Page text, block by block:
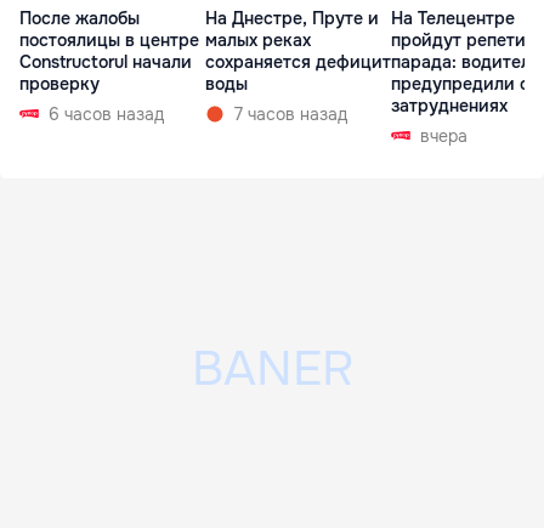
После жалобы
постоялицы в центре
Constructorul начали
проверку
6 часов назад
На Днестре, Пруте и
малых реках
сохраняется дефицит
воды
7 часов назад
На Телецентре
пройдут
парада:
предупредили о
затруднениях
вчера